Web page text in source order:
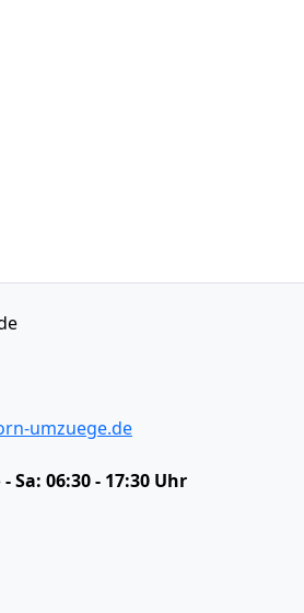
umzuege.de
- Sa: 06:30 - 17:30 Uhr